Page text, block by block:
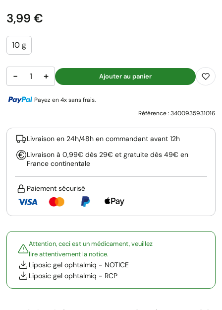
Prix
3,99 €
10 g
− + Ajouter au panier
Payez en 4x sans frais.
Référence :3400935931016
Livraison en 24h/48h en commandant avant 12h
Livraison à 0,99€ dès 29€ et gratuite dès 49€ en
France continentale
Paiement sécurisé
Attention, ceci est un médicament, veuillez
lire attentivement la notice.
Liposic gel ophtalmiq - NOTICE
Liposic gel ophtalmiq - RCP